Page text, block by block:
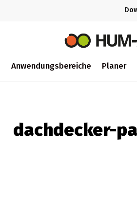
Anwendungsbereiche Planer
dachdecker-